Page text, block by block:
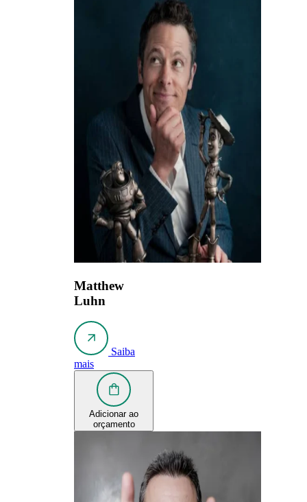
Matthew
Luhn
Saiba
mais
Adicionar ao
orçamento